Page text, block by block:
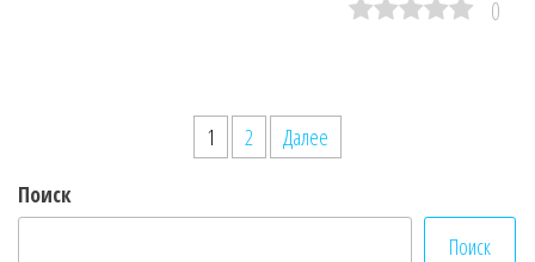
0
записей
1 2
Далее
Поиск
Поиск